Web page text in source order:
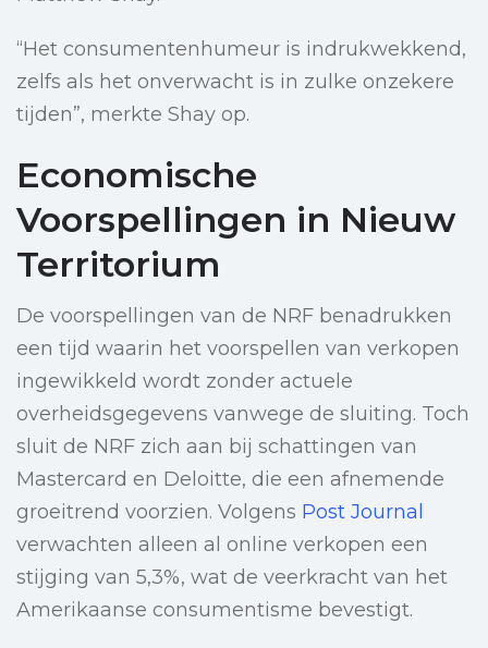
“Het consumentenhumeur is indrukwekkend,
zelfs als het onverwacht is in zulke onzekere
tijden”, merkte Shay op.
Economische
Voorspellingen in Nieuw
Territorium
De voorspellingen van de NRF benadrukken
een tijd waarin het voorspellen van verkopen
ingewikkeld wordt zonder actuele
overheidsgegevens vanwege de sluiting. Toch
sluit de NRF zich aan bij schattingen van
Mastercard en Deloitte, die een afnemende
groeitrend voorzien. Volgens Post Journal
verwachten alleen al online verkopen een
stijging van 5,3%, wat de veerkracht van het
Amerikaanse consumentisme bevestigt.